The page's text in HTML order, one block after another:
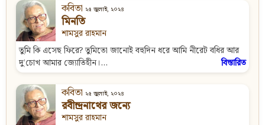
কবিতা ২৫ জুলাই, ২০২৪
মিনতি
শামসুর রাহমান
তুমি কি এসেছ ফিরে? তুমিতো জানোই বহুদিন ধরে আমি নীরেট বধির আর
দু’চোখ আমার জ্যোতিহীন।...
বিস্তারিত
কবিতা ২৫ জুলাই, ২০২৪
রবীন্দ্রনাথের জন্যে
শামসুর রাহমান